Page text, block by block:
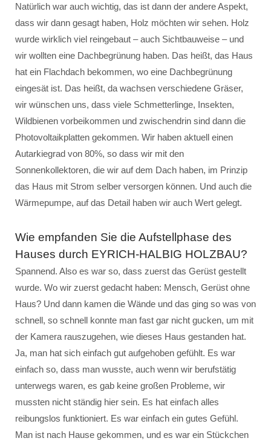
Natürlich war auch wichtig, das ist dann der andere Aspekt,
dass wir dann gesagt haben, Holz möchten wir sehen. Holz
wurde wirklich viel reingebaut – auch Sichtbauweise – und
wir wollten eine Dachbegrünung haben. Das heißt, das Haus
hat ein Flachdach bekommen, wo eine Dachbegrünung
eingesät ist. Das heißt, da wachsen verschiedene Gräser,
wir wünschen uns, dass viele Schmetterlinge, Insekten,
Wildbienen vorbeikommen und zwischendrin sind dann die
Photovoltaikplatten gekommen. Wir haben aktuell einen
Autarkiegrad von 80%, so dass wir mit den
Sonnenkollektoren, die wir auf dem Dach haben, im Prinzip
das Haus mit Strom selber versorgen können. Und auch die
Wärmepumpe, auf das Detail haben wir auch Wert gelegt.
Wie empfanden Sie die Aufstellphase des
Hauses durch EYRICH-HALBIG HOLZBAU?
Spannend. Also es war so, dass zuerst das Gerüst gestellt
wurde. Wo wir zuerst gedacht haben: Mensch, Gerüst ohne
Haus? Und dann kamen die Wände und das ging so was von
schnell, so schnell konnte man fast gar nicht gucken, um mit
der Kamera rauszugehen, wie dieses Haus gestanden hat.
Ja, man hat sich einfach gut aufgehoben gefühlt. Es war
einfach so, dass man wusste, auch wenn wir berufstätig
unterwegs waren, es gab keine großen Probleme, wir
mussten nicht ständig hier sein. Es hat einfach alles
reibungslos funktioniert. Es war einfach ein gutes Gefühl.
Man ist nach Hause gekommen, und es war ein Stückchen